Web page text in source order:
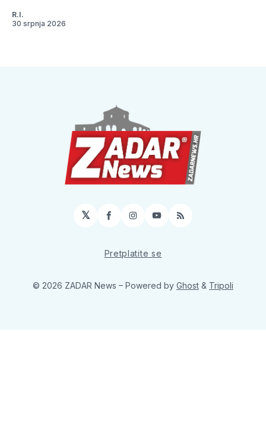
R.I.
30 srpnja 2026
𝕏 Facebook
Instagram
YouTube
RSS
Pretplatite se
© 2026 ZADAR News – Powered by Ghost & Tripoli